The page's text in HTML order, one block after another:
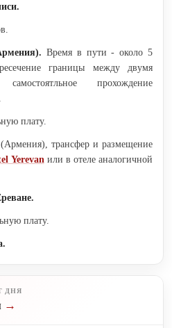
Время в пути - около 5
границы между двумя
прохождение
плату.
трансфер и размещение
Yerevan или в отеле аналогичной
плату.
ДНЯ